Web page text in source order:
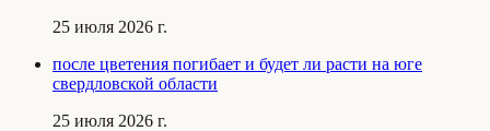
25 июля 2026 г.
после цветения погибает и будет ли расти на юге
свердловской области
25 июля 2026 г.